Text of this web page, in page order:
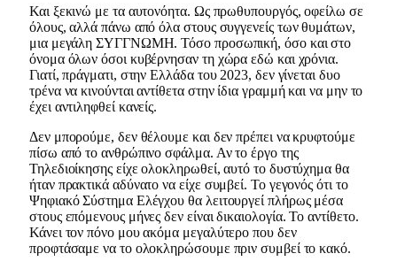
Και ξεκινώ με τα αυτονόητα. Ως πρωθυπουργός, οφείλω σε
όλους, αλλά πάνω από όλα στους συγγενείς των θυμάτων,
μια μεγάλη ΣΥΓΓΝΩΜΗ. Τόσο προσωπική, όσο και στο
όνομα όλων όσοι κυβέρνησαν τη χώρα εδώ και χρόνια.
Γιατί, πράγματι, στην Ελλάδα του 2023, δεν γίνεται δυο
τρένα να κινούνται αντίθετα στην ίδια γραμμή και να μην το
έχει αντιληφθεί κανείς.
Δεν μπορούμε, δεν θέλουμε και δεν πρέπει να κρυφτούμε
πίσω από το ανθρώπινο σφάλμα. Αν το έργο της
Τηλεδιοίκησης είχε ολοκληρωθεί, αυτό το δυστύχημα θα
ήταν πρακτικά αδύνατο να είχε συμβεί. Το γεγονός ότι το
Ψηφιακό Σύστημα Ελέγχου θα λειτουργεί πλήρως μέσα
στους επόμενους μήνες δεν είναι δικαιολογία. Το αντίθετο.
Κάνει τον πόνο μου ακόμα μεγαλύτερο που δεν
προφτάσαμε να το ολοκληρώσουμε πριν συμβεί το κακό.